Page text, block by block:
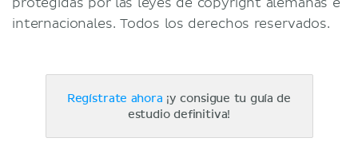
internacionales. Todos los derechos reservados.
Regístrate ahora ¡y consigue tu guía de
estudio definitiva!